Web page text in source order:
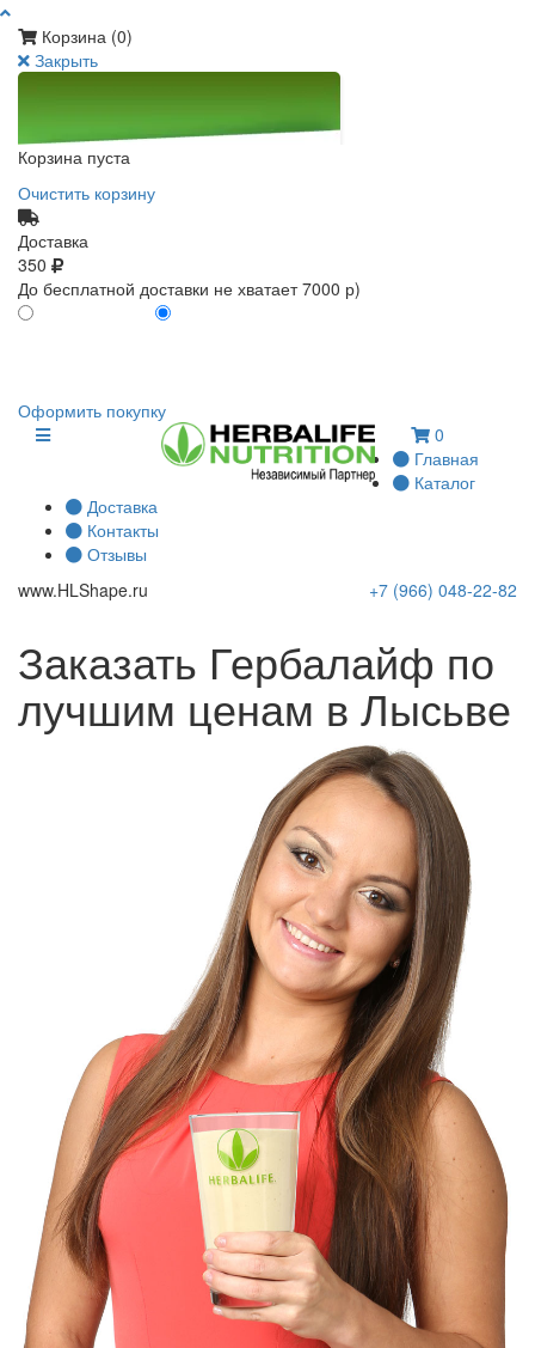
Корзина (0)
Закрыть
Корзина пуста
Очистить корзину
Доставка
350
До бесплатной доставки не хватает 7000 р)
Оформить покупку
0
Главная
Каталог
Доставка
Контакты
Отзывы
www.HLShape.ru +7 (966) 048-22-82
Заказать Гербалайф по
лучшим ценам в Лысьве